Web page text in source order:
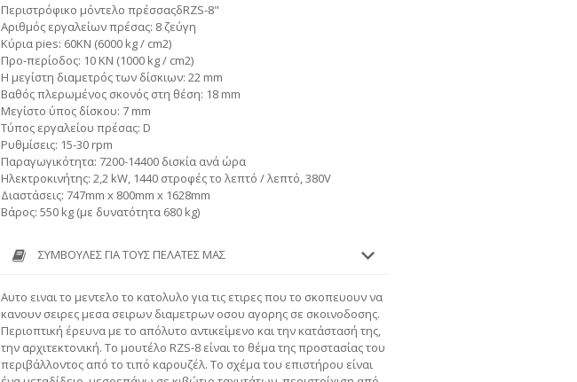
Περιστρόφικο μόντελο πρέσσαςδRZS-8"
Αριθμός εργαλείων πρέσας: 8 ζεύγη
Κύρια pies: 60KN (6000 kg / cm2)
Προ-περίοδος: 10 KN (1000 kg / cm2)
Η μεγίστη διαμετρός των δίσκιων: 22 mm
Βαθός πλερωμένος σκονός στη θέση: 18 mm
Μεγίστο ύπος δίσκου: 7 mm
Τύπος εργαλείου πρέσας: D
Ρυθμίσεις: 15-30 rpm
Παραγωγικότητα: 7200-14400 δισκία ανά ώρα
Ηλεκτροκινήτης: 2,2 kW, 1440 στροφές το λεπτό / λεπτό, 380V
Διαστάσεις: 747mm x 800mm x 1628mm
Βάρος: 550 kg (με δυνατότητα 680 kg)
ΣΥΜΒΟΥΛΈΣ ΓΙΑ ΤΟΥΣ ΠΕΛΆΤΕΣ ΜΑΣ
Αυτο ειναι το μεντελο το κατολυλο για τις ετιρες που το σκοπευουν να
κανουν σειρες μεσα σειρων διαμετρων οσου αγορης σε σκοινοδοσης.
Περιοπτική έρευνα με το απόλυτο αντικείμενο και την κατάστασή της,
την αρχιτεκτονική. Το μουτέλο RZS-8 είναι το θέμα της προστασίας του
περιβάλλοντος από το τιπό καρουζέλ. Το σχέμα του επιστήρου είναι